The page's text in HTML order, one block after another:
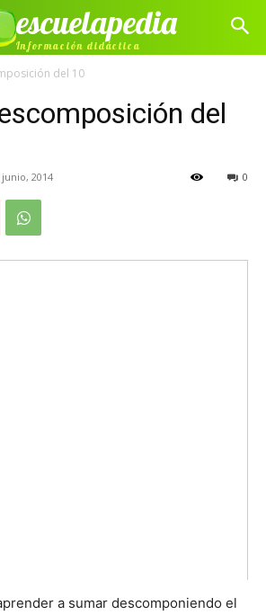
escuelapedia
Información didáctica
del 10
del
junio, 2014 0
a sumar descomponiendo el